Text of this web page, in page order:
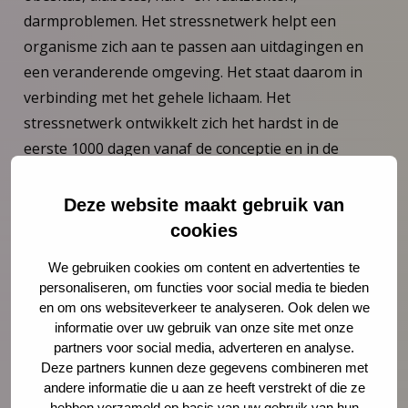
Deze website maakt gebruik van
cookies
We gebruiken cookies om content en advertenties te
personaliseren, om functies voor social media te bieden
en om ons websiteverkeer te analyseren. Ook delen we
informatie over uw gebruik van onze site met onze
partners voor social media, adverteren en analyse.
Deze partners kunnen deze gegevens combineren met
andere informatie die u aan ze heeft verstrekt of die ze
darmproblemen. Het stressnetwerk helpt een
organisme zich aan te passen aan uitdagingen en
een veranderende omgeving. Het staat daarom in
verbinding met het gehele lichaam. Het
stressnetwerk ontwikkelt zich het hardst in de
eerste 1000 dagen vanaf de conceptie en in de
Wanneer wordt een eerste publicatie uitgegeven van dit
Naar verwachting wordt er na de zomer een eerste
rapport over Early Life Stress gepubliceerd.
JGZ Preventieagenda: voorkom schoolverzuim
Sommige kinderen ervaren zelfs zoveel stress dat ze
zich ziek melden op school. De gevolgen van